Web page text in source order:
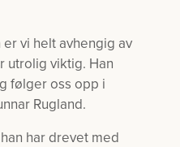
vi helt avhengig av
utrolig viktig. Han
følger oss opp i
Rugland.
har drevet med